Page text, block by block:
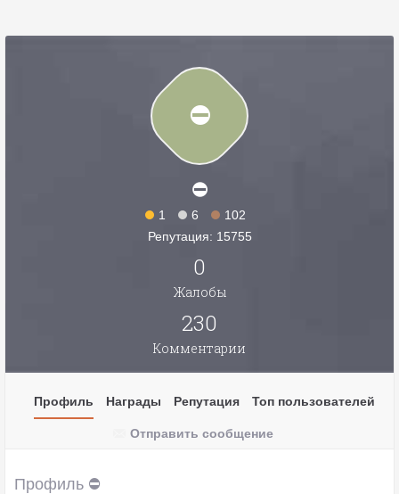
⛔
⛔️
1 6
102
Репутация: 15755
0
Жалобы
230
Комментарии
Профиль Награды Репутация Топ пользователей
Отправить сообщение
Профиль ⛔️